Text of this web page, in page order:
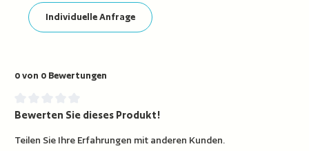
Individuelle Anfrage
0 von 0 Bewertungen
Durchschnittliche Bewertung von 0 von 5 Sternen
Bewerten Sie dieses Produkt!
Teilen Sie Ihre Erfahrungen mit anderen Kunden.